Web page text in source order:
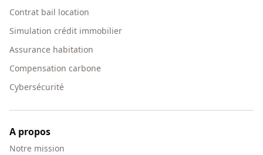
Contrat bail location
Simulation crédit immobilier
Assurance habitation
Compensation carbone
Cybersécurité
A propos
Notre mission